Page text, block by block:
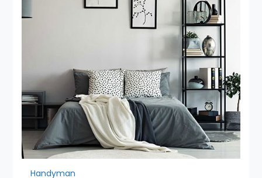
Handyman